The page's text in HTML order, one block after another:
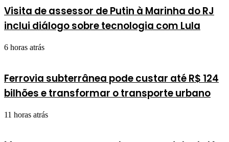
Visita de assessor de Putin à Marinha do RJ
inclui diálogo sobre tecnologia com Lula
6 horas atrás
Ferrovia subterrânea pode custar até R$ 124
bilhões e transformar o transporte urbano
11 horas atrás